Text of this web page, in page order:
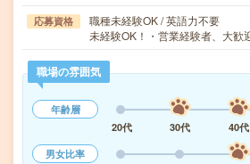
応募資格
職種未経験OK / 英語力不要
未経験OK！・営業経験者、大歓
職場の雰囲気
年齢層
20代
30代 40代
男女比率